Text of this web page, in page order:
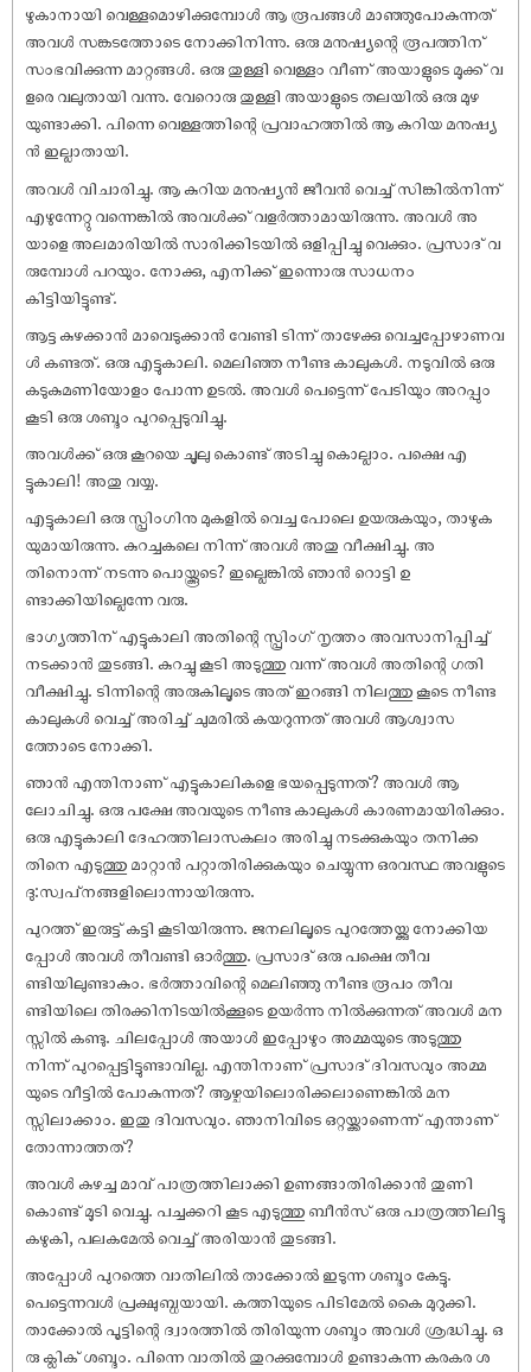
ഴുകാനായി വെള്ളമൊഴിക്കുമ്പോൾ ആ രൂപങ്ങൾ മാഞ്ഞുപോകുന്നത്
അവൾ സങ്കടത്തോടെ നോക്കിനിന്നു. ഒരു മനുഷ്യന്റെ രൂപത്തിന്
സംഭവിക്കുന്ന മാറ്റങ്ങൾ. ഒരു തുള്ളി വെള്ളം വീണ് അയാളുടെ മൂക്ക് വ
ളരെ വലുതായി വന്നു. വേറൊരു തുള്ളി അയാളുടെ തലയിൽ ഒരു മുഴ
യുണ്ടാക്കി. പിന്നെ വെള്ളത്തിന്റെ പ്രവാഹത്തിൽ ആ കുറിയ മനുഷ്യ
ൻ ഇല്ലാതായി.
അവൾ വിചാരിച്ചു. ആ കുറിയ മനുഷ്യൻ ജീവൻ വെച്ച് സിങ്കിൽനിന്ന്
എഴുന്നേറ്റു വന്നെങ്കിൽ അവൾക്ക് വളർത്താമായിരുന്നു. അവൾ അ
യാളെ അലമാരിയിൽ സാരിക്കിടയിൽ ഒളിപ്പിച്ചു വെക്കും. പ്രസാദ് വ
രുമ്പോൾ പറയും. നോക്കു, എനിക്ക് ഇന്നൊരു സാധനം
കിട്ടിയിട്ടുണ്ട്.
ആട്ട കുഴക്കാൻ മാവെടുക്കാൻ വേണ്ടി ടിന്ന് താഴേക്കു വെച്ചപ്പോഴാണവ
ൾ കണ്ടത്. ഒരു എട്ടുകാലി. മെലിഞ്ഞ നീണ്ട കാലുകൾ. നടുവിൽ ഒരു
കടുകുമണിയോളം പോന്ന ഉടൽ. അവൾ പെട്ടെന്ന് പേടിയും അറപ്പും
കൂടി ഒരു ശബ്ദം പുറപ്പെടുവിച്ചു.
അവൾക്ക് ഒരു കൂറയെ ചൂലു കൊണ്ട് അടിച്ചു കൊല്ലാം. പക്ഷെ എ
ട്ടുകാലി! അതു വയ്യ.
എട്ടുകാലി ഒരു സ്പ്രിംഗിനു മുകളിൽ വെച്ച പോലെ ഉയരുകയും, താഴുക
യുമായിരുന്നു. കുറച്ചകലെ നിന്ന് അവൾ അതു വീക്ഷിച്ചു. അ
തിനൊന്ന് നടന്നു പൊയ്ക്കൂടെ? ഇല്ലെങ്കിൽ ഞാൻ റൊട്ടി ഉ
ണ്ടാക്കിയില്ലെന്നേ വരു.
ഭാഗ്യത്തിന് എട്ടുകാലി അതിന്റെ സ്പ്രിംഗ് നൃത്തം അവസാനിപ്പിച്ച്
നടക്കാൻ തുടങ്ങി. കുറച്ചു കൂടി അടുത്തു വന്ന് അവൾ അതിന്റെ ഗതി
വീക്ഷിച്ചു. ടിന്നിന്റെ അരുകിലൂടെ അത് ഇറങ്ങി നിലത്തു കൂടെ നീണ്ട
കാലുകൾ വെച്ച് അരിച്ച് ചുമരിൽ കയറുന്നത് അവൾ ആശ്വാസ
ത്തോടെ നോക്കി.
ഞാൻ എന്തിനാണ് എട്ടുകാലികളെ ഭയപ്പെടുന്നത്? അവൾ ആ
ലോചിച്ചു. ഒരു പക്ഷേ അവയുടെ നീണ്ട കാലുകൾ കാരണമായിരിക്കും.
ഒരു എട്ടുകാലി ദേഹത്തിലാസകലം അരിച്ചു നടക്കുകയും തനിക്ക
തിനെ എടുത്തു മാറ്റാൻ പറ്റാതിരിക്കുകയും ചെയ്യുന്ന ഒരവസ്ഥ അവളുടെ
ദു:സ്വപ്‌നങ്ങളിലൊന്നായിരുന്നു.
പുറത്ത് ഇരുട്ട് കട്ടി കൂടിയിരുന്നു. ജനലിലൂടെ പുറത്തേയ്ക്കു നോക്കിയ
പ്പോൾ അവൾ തീവണ്ടി ഓർത്തു. പ്രസാദ് ഒരു പക്ഷെ തീവ
ണ്ടിയിലുണ്ടാകും. ഭർത്താവിന്റെ മെലിഞ്ഞു നീണ്ട രൂപം തീവ
ണ്ടിയിലെ തിരക്കിനിടയിൽക്കൂടെ ഉയർന്നു നിൽക്കുന്നത് അവൾ മന
സ്സിൽ കണ്ടു. ചിലപ്പോൾ അയാൾ ഇപ്പോഴും അമ്മയുടെ അടുത്തു
നിന്ന് പുറപ്പെട്ടിട്ടുണ്ടാവില്ല. എന്തിനാണ് പ്രസാദ് ദിവസവും അമ്മ
യുടെ വീട്ടിൽ പോകുന്നത്? ആഴ്ചയിലൊരിക്കലാണെങ്കിൽ മന
സ്സിലാക്കാം. ഇതു ദിവസവും. ഞാനിവിടെ ഒറ്റയ്ക്കാണെന്ന് എന്താണ്
തോന്നാത്തത്?
അവൾ കുഴച്ച മാവ് പാത്രത്തിലാക്കി ഉണങ്ങാതിരിക്കാൻ തുണി
കൊണ്ട് മൂടി വെച്ചു. പച്ചക്കറി കൂട എടുത്തു ബീൻസ് ഒരു പാത്രത്തിലിട്ടു
കഴുകി, പലകമേൽ വെച്ച് അരിയാൻ തുടങ്ങി.
അപ്പോൾ പുറത്തെ വാതിലിൽ താക്കോൽ ഇടുന്ന ശബ്ദം കേട്ടു.
പെട്ടെന്നവൾ പ്രക്ഷുബ്ധയായി. കത്തിയുടെ പിടിമേൽ കൈ മുറുക്കി.
താക്കോൽ പൂട്ടിന്റെ ദ്വാരത്തിൽ തിരിയുന്ന ശബ്ദം അവൾ ശ്രദ്ധിച്ചു. ഒ
രു ക്ലിക് ശബ്ദം. പിന്നെ വാതിൽ തുറക്കുമ്പോൾ ഉണ്ടാകുന്ന കരകര ശ